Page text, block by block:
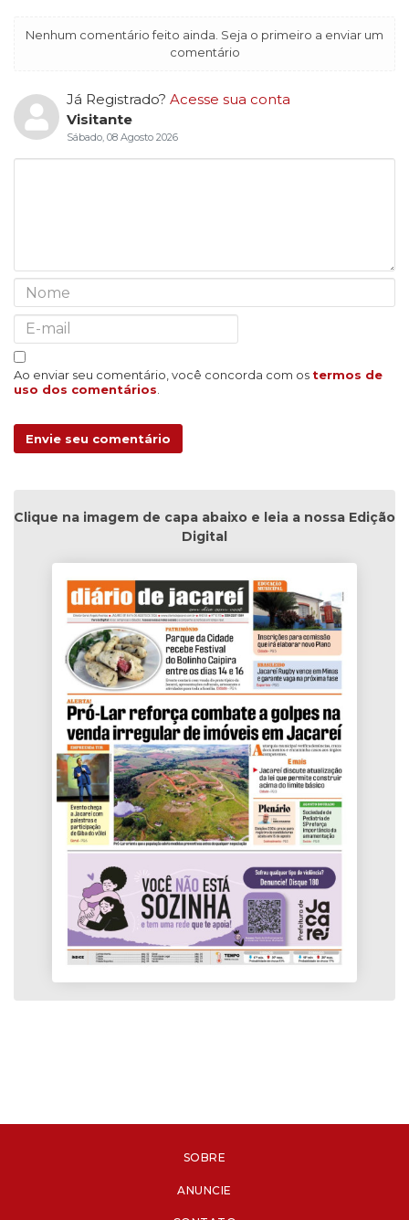
Nenhum comentário feito ainda. Seja o primeiro a enviar um
comentário
Já Registrado? Acesse sua conta
Visitante
Sábado, 08 Agosto 2026
Ao enviar seu comentário, você concorda com os termos de
uso dos comentários.
Envie seu comentário
Clique na imagem de capa abaixo e leia a nossa Edição
Digital
SOBRE
ANUNCIE